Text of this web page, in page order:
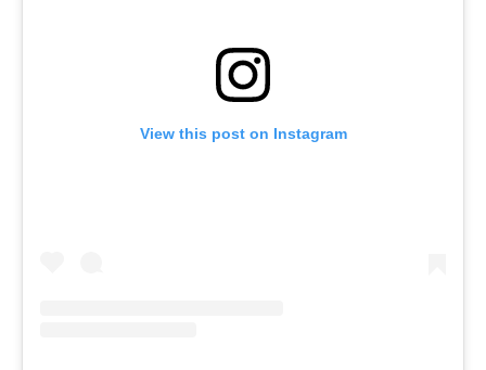
View this post on Instagram